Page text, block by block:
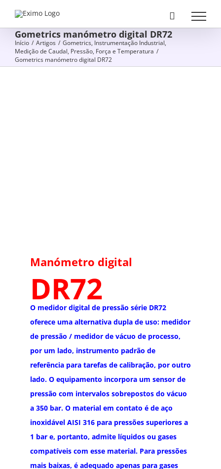
contentGometrics manómetro digital DR72
Início / Artigos / Gometrics, Instrumentação Industrial,
Medição de Caudal, Pressão, Força e Temperatura /
Gometrics manómetro digital DR72
Manómetro digital
DR72
O medidor digital de pressão série DR72
oferece uma alternativa dupla de uso: medidor
de pressão / medidor de vácuo de processo,
por um lado, instrumento padrão de
referência para tarefas de calibração, por outro
lado. O equipamento incorpora um sensor de
pressão com intervalos sobrepostos do vácuo
a 350 bar. O material em contato é de aço
inoxidável AISI 316 para pressões superiores a
1 bar e, portanto, admite líquidos ou gases
compatíveis com esse material. Para pressões
mais baixas, é adequado apenas para gases